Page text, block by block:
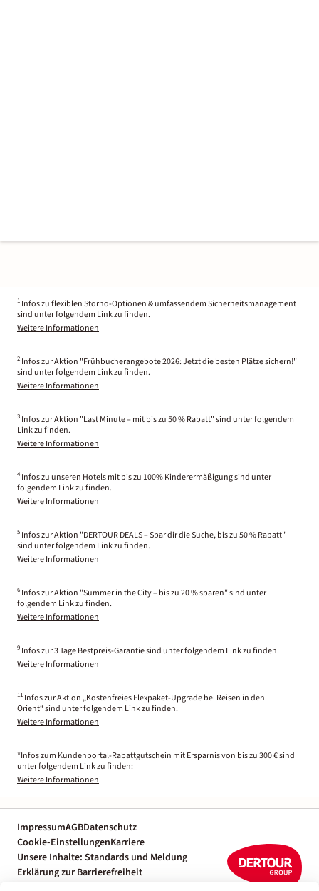
1 Infos zu flexiblen Storno-Optionen & umfassendem Sicherheitsmanagement
sind unter folgendem Link zu finden.
Weitere Informationen
2 Infos zur Aktion "Frühbucherangebote 2026: Jetzt die besten Plätze sichern!"
sind unter folgendem Link zu finden.
Weitere Informationen
3 Infos zur Aktion "Last Minute – mit bis zu 50 % Rabatt" sind unter folgendem
Link zu finden.
Weitere Informationen
4 Infos zu unseren Hotels mit bis zu 100% Kinderermäßigung sind unter
folgendem Link zu finden.
Weitere Informationen
5 Infos zur Aktion "DERTOUR DEALS – Spar dir die Suche, bis zu 50 % Rabatt"
sind unter folgendem Link zu finden.
Weitere Informationen
6 Infos zur Aktion "Summer in the City – bis zu 20 % sparen" sind unter
folgendem Link zu finden.
Weitere Informationen
9 Infos zur 3 Tage Bestpreis-Garantie sind unter folgendem Link zu finden.
Weitere Informationen
11 Infos zur Aktion „Kostenfreies Flexpaket-Upgrade bei Reisen in den
Orient“ sind unter folgendem Link zu finden:
Weitere Informationen
*Infos zum Kundenportal-Rabattgutschein mit Ersparnis von bis zu 300 € sind
unter folgendem Link zu finden:
Weitere Informationen
ImpressumAGBDatenschutz
Cookie-EinstellungenKarriere
Unsere Inhalte: Standards und Meldung
Erklärung zur Barrierefreiheit